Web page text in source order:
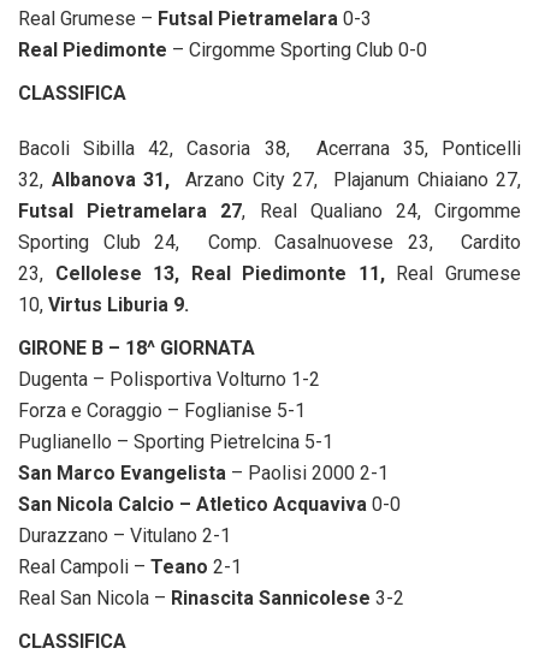
Real Grumese – Futsal Pietramelara 0-3
Real Piedimonte – Cirgomme Sporting Club 0-0
CLASSIFICA
Bacoli Sibilla 42, Casoria 38, Acerrana 35, Ponticelli
32, Albanova 31, Arzano City 27,
Plajanum Chiaiano 27,
Futsal Pietramelara 27, Real Qualiano 24, Cirgomme
Sporting Club 24, Comp. Casalnuovese 23, Cardito
23, Cellolese 13, Real Piedimonte 11,Real Grumese
10, Virtus Liburia 9.
GIRONE B – 18^ GIORNATA
Dugenta – Polisportiva Volturno 1-2
Forza e Coraggio – Foglianise 5-1
Puglianello – Sporting Pietrelcina 5-1
San Marco Evangelista – Paolisi 2000 2-1
San Nicola Calcio – Atletico Acquaviva 0-0
Durazzano – Vitulano 2-1
Real Campoli – Teano 2-1
Real San Nicola – Rinascita Sannicolese 3-2
CLASSIFICA